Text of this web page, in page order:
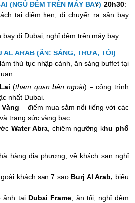
(NGỦ ĐÊM TRÊN MÁY BAY) 20h30:
tại điểm hẹn, di chuyển ra sân bay
bay đi Dubai, nghỉ đêm trên máy bay.
AL ARAB (ĂN: SÁNG, TRƯA, TỐI)
thủ tục nhập cảnh, ăn sáng buffet tại
(tham quan bên ngoài) – công trình
nhất Dubai.
– điểm mua sắm nổi tiếng với các
trang sức vàng bạc.
Water Abra, chiêm ngưỡng khu phố
hàng địa phương, về khách sạn nghỉ
khách sạn 7 sao Burj Al Arab, biểu
ảnh tại Dubai Frame, ăn tối, nghỉ đêm